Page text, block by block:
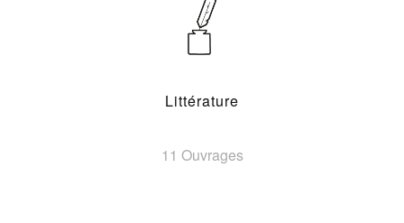
Littérature
11 Ouvrages